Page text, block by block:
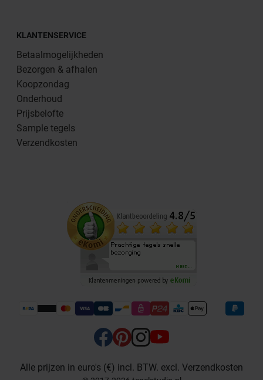
KLANTENSERVICE
Betaalmogelijkheden
Bezorgen & afhalen
Koopzondag
Onderhoud
Prijsbelofte
Sample tegels
Verzendkosten
Alle prijzen in euro's (€) incl. BTW. excl. Verzendkosten